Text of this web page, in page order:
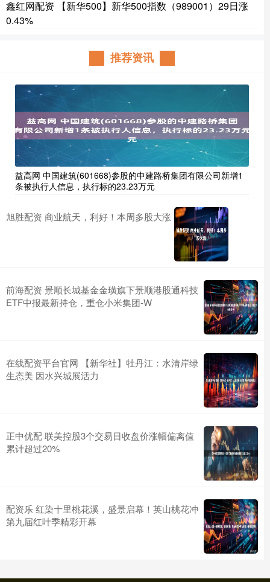
鑫红网配资 【新华500】新华500指数（989001）29日涨
0.43%
推荐资讯
益高网 中国建筑(601668)参股的中建路桥集团有限公司新增1
条被执行人信息，执行标的23.23万元
旭胜配资 商业航天，利好！本周多股大涨
前海配资 景顺长城基金金璜旗下景顺港股通科技
ETF中报最新持仓，重仓小米集团-W
在线配资平台官网 【新华社】牡丹江：水清岸绿
生态美 因水兴城展活力
正中优配 联美控股3个交易日收盘价涨幅偏离值
累计超过20%
配资乐 红染十里桃花溪，盛景启幕！英山桃花冲
第九届红叶季精彩开幕